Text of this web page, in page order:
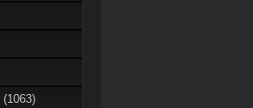
(1063)